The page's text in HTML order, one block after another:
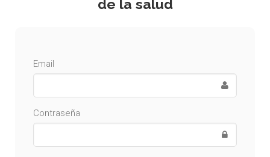
de la salud
Email
Contraseña